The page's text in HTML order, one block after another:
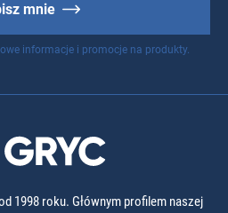
mnie
informacje i promocje na produkty.
1998 roku. Głównym profilem naszej